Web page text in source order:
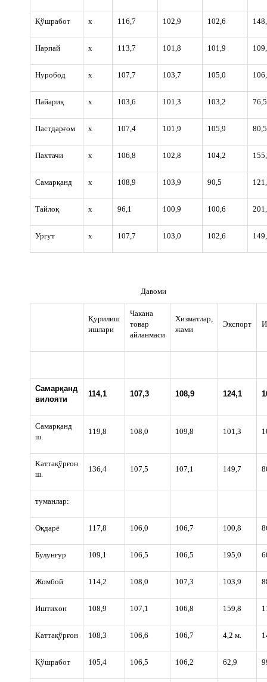
Қўшработ х 116,7 102,9 102,6
Нарпай х 113,7 101,8 101,9
Нуробод х 107,7 103,7 105,0
Пайариқ х 103,6 101,3 103,2 76,5
Пастдарғом х 107,4 101,9 105,9 80,5
Пахтачи х 106,8 102,8 104,2
Самарқанд х 108,9 103,9 90,5
Тайлоқ х 96,1 100,9 100,6
Ургут х 107,7 103,0 102,6
Давоми
Қурилиш
ишлари
Чакана
товар
айланмаси
Хизматлар,
жами
Экспорт
Самарқанд
вилояти
114,1 107,3 108,9 124,1
Самарқанд
ш.
119,8 108,0 109,8 101,3
Каттақўрғон
ш.
136,4 107,5 107,1 149,7
туманлар:
Оқдарё 117,8 106,0 106,7 100,8
Булунғур 109,1 106,5 106,5 195,0
Жомбой 114,2 108,0 107,3 103,9
Иштихон 108,9 107,1 106,8 159,8
Каттақўрғон 108,3 106,6 106,7 4,2 м.
Қўшработ 105,4 106,5 106,2 62,9